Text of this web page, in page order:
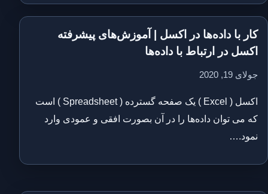
کار با داده‌ها در اکسل | آموزش‌های پیشرفته
اکسل در ارتباط با داده‌ها
جولای 19, 2020
اکسل ( Excel ) یک صفحه گسترده ( Spreadsheet ) است
که می توان داده‌ها را در آن بصورت افقی و عمودی وارد
نمود.…